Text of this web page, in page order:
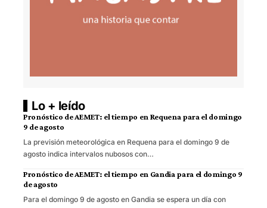
Lo + leído
Pronóstico de AEMET: el tiempo en Requena para el domingo
9 de agosto
La previsión meteorológica en Requena para el domingo 9 de
agosto indica intervalos nubosos con…
Pronóstico de AEMET: el tiempo en Gandia para el domingo 9
de agosto
Para el domingo 9 de agosto en Gandia se espera un día con